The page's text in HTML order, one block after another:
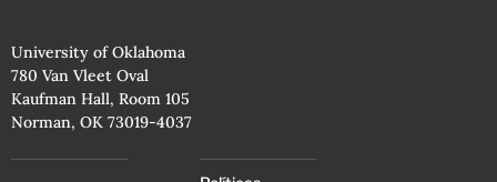
University of Oklahoma
780 Van Vleet Oval
Kaufman Hall, Room 105
Norman, OK 73019-4037